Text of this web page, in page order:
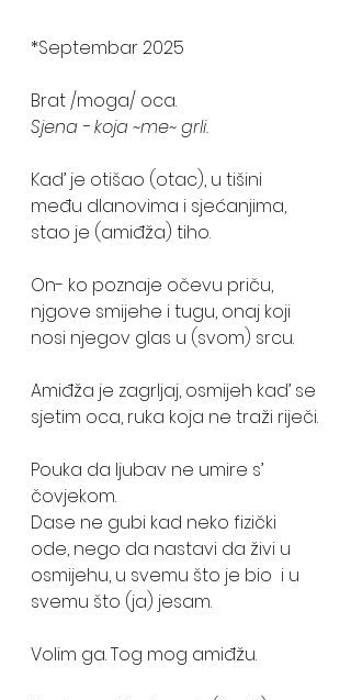
*Septembar 2025
Brat /moga/ oca.
Sjena - koja ~me~ grli.
Kad’ je otišao (otac), u tišini
među dlanovima i sjećanjima,
stao je (amiđža) tiho.
On- ko poznaje očevu priču,
njgove smijehe i tugu, onaj koji
nosi njegov glas u (svom) srcu.
Amiđža je zagrljaj, osmijeh kad’ se
sjetim oca, ruka koja ne traži riječi.
Pouka da ljubav ne umire s’
čovjekom.
Dase ne gubi kad neko fizički
ode, nego da nastavi da živi u
osmijehu, u svemu što je bio  i u
svemu što (ja) jesam.
Volim ga. Tog mog amiđžu.